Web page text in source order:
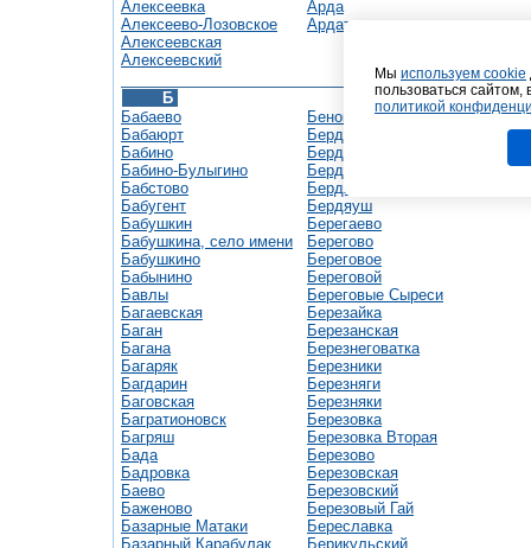
Алексеевка
Алексеево-Лозовское
Алексеевская
Алексеевский
Арда
Ардатов
Б
Бабаево
Бабаюрт
Бабино
Бабино-Булыгино
Бабстово
Бабугент
Бабушкин
Бабушкина, село имени
Бабушкино
Бабынино
Бавлы
Багаевская
Баган
Багана
Багаряк
Багдарин
Баговская
Багратионовск
Багряш
Бада
Бадровка
Баево
Баженово
Базарные Матаки
Базарный Карабулак
Беноково
Бердигестях
Бердск
Бердюжье
Бердянск
Бердяуш
Берегаево
Берегово
Береговое
Береговой
Береговые Сыреси
Березайка
Березанская
Березнеговатка
Березники
Березняги
Березняки
Березовка
Березовка Вторая
Березово
Березовская
Березовский
Березовый Гай
Береславка
Берикульский
Мы используем cookie
пользоваться
политикой